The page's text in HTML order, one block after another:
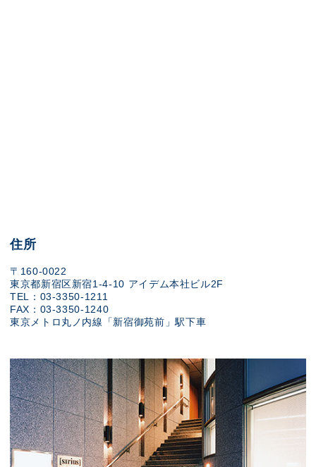
住所
〒160-0022
東京都新宿区新宿1-4-10 アイデム本社ビル2F
TEL：03-3350-1211
FAX：03-3350-1240
東京メトロ丸ノ内線「新宿御苑前」駅下車